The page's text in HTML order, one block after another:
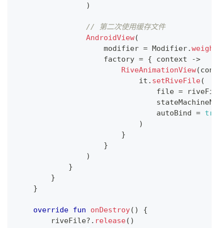
)
// 第二次使用缓存文件
AndroidView(
                    modifier
= Modifier.weight
                    factory
= { context
->
RiveAnimationView(
                            it
. setRiveFile(
                                file
=
                                autoBind
=
)
}
}
)
}
}
}
override fun onDestroy( )
{
        riveFile
? . release( )